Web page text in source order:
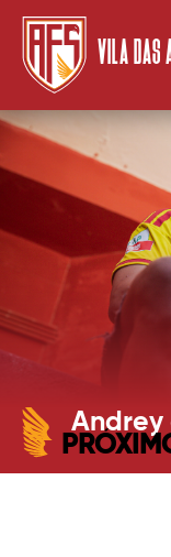
VILA DAS
Andrey